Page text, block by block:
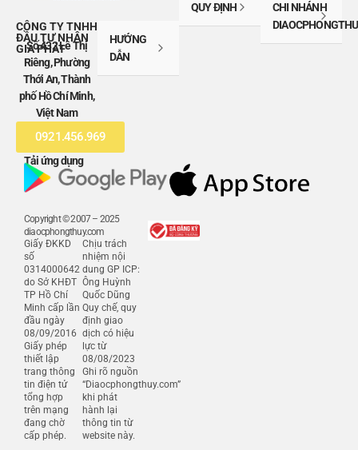
CÔNG TY TNHH
ĐẦU TƯ NHÂN
GIA PHÁT
Số 432 Lê Thị
Riêng, Phường
Thới An, Thành
phố Hồ Chí Minh,
Việt Nam
0921.456.969
HƯỚNG
DẪN
QUY ĐỊNH
CHI NHÁNH
Tải ứng dụng
Copyright © 2007 – 2025
diaocphongthuy.com
Giấy ĐKKD
số
0314000642
do Sở KHĐT
TP Hồ Chí
Minh cấp lần
đầu ngày
08/09/2016
Giấy phép
thiết lập
trang thông
tin điện tử
tổng hợp
trên mạng
đang chờ
cấp phép.
Chịu trách
nhiệm nội
dung GP ICP:
Ông Huỳnh
Quốc Dũng
Quy chế, quy
định giao
dịch có hiệu
lực từ
08/08/2023
Ghi rõ nguồn
“Diaocphongthuy.com”
khi phát
hành lại
thông tin từ
website này.